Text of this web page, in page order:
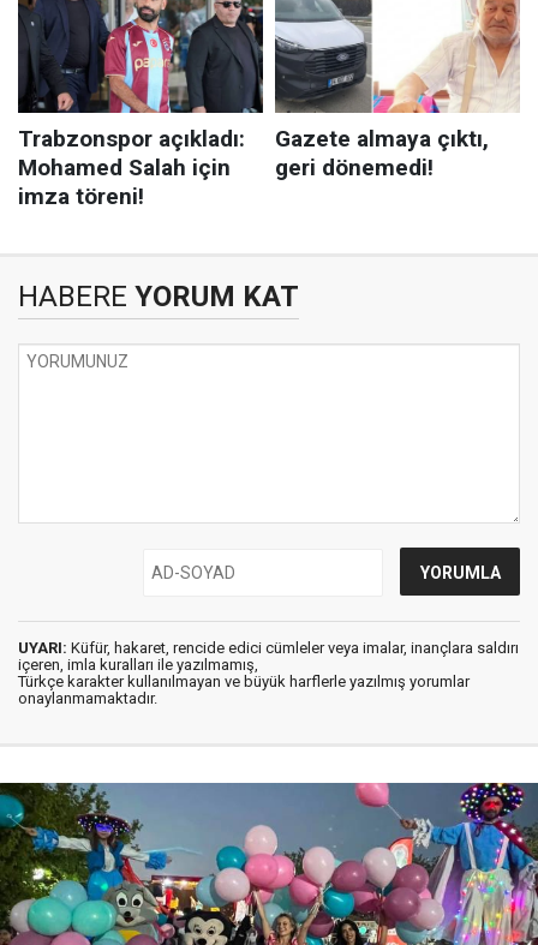
HABERE YORUM KAT
UYARI: Küfür, hakaret, rencide edici cümleler veya imalar, inançlara saldırı
içeren, imla kuralları ile yazılmamış,
Türkçe karakter kullanılmayan ve büyük harflerle yazılmış yorumlar
onaylanmamaktadır.